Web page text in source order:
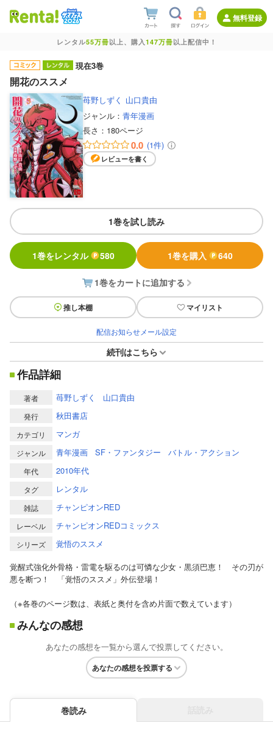
無料登録
レンタル55万冊以上、購入147万冊以上配信中！
現在3巻
開花のススメ
苺野しずく 山口貴由
ジャンル： 青年漫画
長さ： 180ページ
0.0 (1件)
レビューを書く
1巻を試し読み
1巻をレンタル 580 1巻を購入 640
1巻をカートに追加する
推し本棚 マイリスト
配信お知らせメール設定
続刊はこちら
作品詳細
著者 苺野しずく 山口貴由
発行 秋田書店
カテゴリ マンガ
ジャンル 青年漫画 SF・ファンタジー バトル・アクション
年代 2010年代
タグ レンタル
雑誌 チャンピオンRED
レーベル チャンピオンREDコミックス
シリーズ
覚悟のススメ
覚醒式強化外骨格・雷電を駆るのは可憐な少女・黒須巴恵！ その刃が
悪を断つ！ 「覚悟のススメ」外伝登場！
（※各巻のページ数は、表紙と奥付を含め片面で数えています）
みんなの感想
あなたの感想を一覧から選んで投票してください。
あなたの感想を投票する
巻読み